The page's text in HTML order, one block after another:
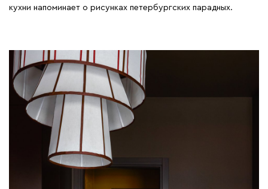
кухни напоминает о рисунках петербургских парадных.